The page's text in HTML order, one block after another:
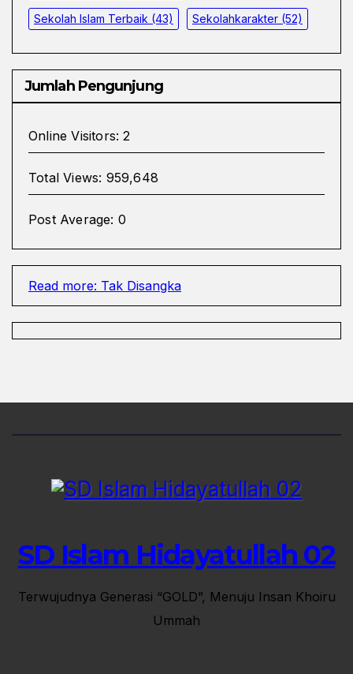
Sekolah Islam Terbaik (43) Sekolahkarakter (52)
Jumlah Pengunjung
Online Visitors:2
Total Views: 959,648
Post Average: 0
Read more: Tak Disangka
SD Islam Hidayatullah 02
Terwujudnya Generasi “GOLD”, Menuju Insan Khoiru
Ummah